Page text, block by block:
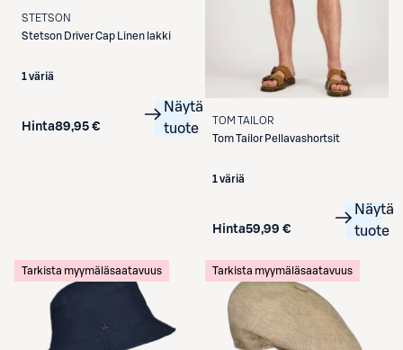
STETSON
Stetson Driver Cap Linen lakki
1 väriä
Hinta89,95 €
Näytä
tuote
TOM TAILOR
Tom Tailor Pellavashortsit
1 väriä
Hinta59,99 €
Näytä
tuote
Tarkista myymäläsaatavuus Tarkista myymäläsaatavuus